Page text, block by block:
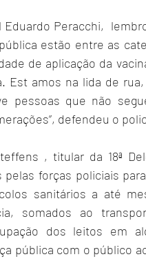
Peracchi,
estão entre as
de aplicação da
Est amos na lida de
pessoas que não
defendeu o
, titular da 18ª
pelas forças policiais
sanitários a até
somados ao
dos leitos em
pública com o público